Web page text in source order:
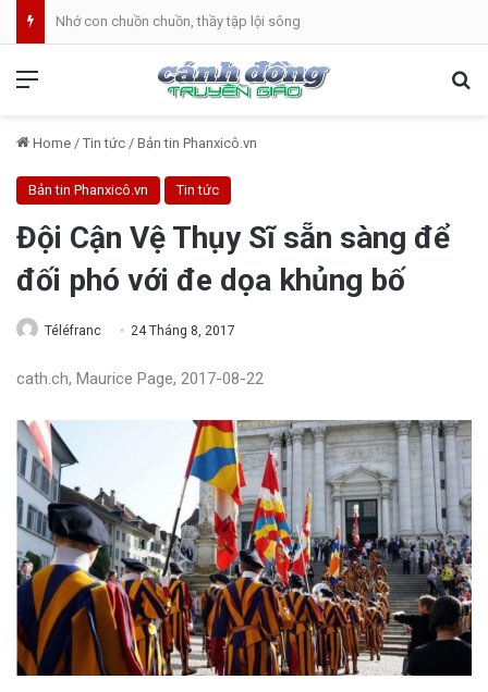
Nhớ con chuồn chuồn, thầy tập lội sông
Home / Tin tức / Bản tin Phanxicô.vn
Bản tin Phanxicô.vn Tin tức
Đội Cận Vệ Thụy Sĩ sẵn sàng để
đối phó với đe dọa khủng bố
Téléfranc 24 Tháng 8, 2017
cath.ch, Maurice Page, 2017-08-22